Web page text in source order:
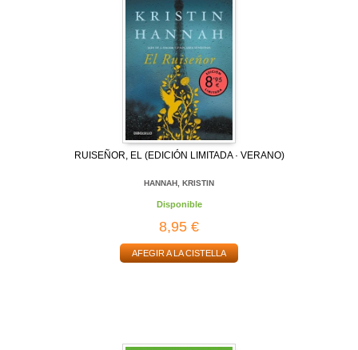
RUISEÑOR, EL (EDICIÓN LIMITADA · VERANO)
HANNAH, KRISTIN
Disponible
8,95 €
AFEGIR A LA CISTELLA